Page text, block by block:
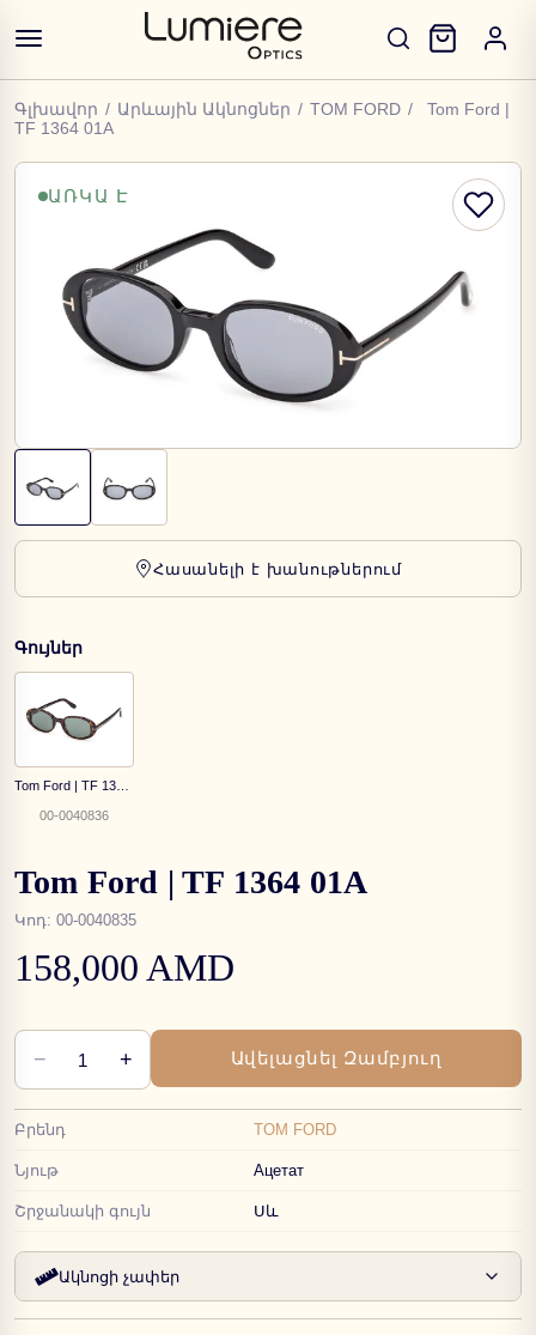
Գլխավոր / Արևային Ակնոցներ / TOM FORD /
Tom Ford |
TF 1364 01A
ԱՌԿԱ Է
Հասանելի է խանութներում
Գույներ
00-0040836
Tom Ford | TF 1364 01A
Կոդ: 00-0040835
158,000 AMD
− 1 + Ավելացնել Զամբյուղ
Բրենդ TOM FORD
Նյութ Ацетат
Շրջանակի գույն Սև
Ակնոցի չափեր